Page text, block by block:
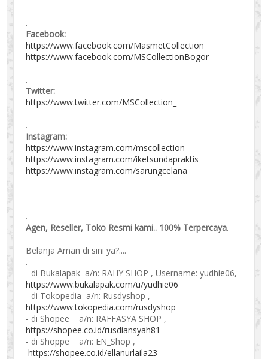
.
Facebook:
https://www.facebook.com/MasmetCollection
https://www.facebook.com/MSCollectionBogor
.
Twitter:
https://www.twitter.com/MSCollection_
.
Instagram:
https://www.instagram.com/mscollection_
https://www.instagram.com/iketsundapraktis
https://www.instagram.com/sarungcelana
.
Agen, Reseller, Toko Resmi kami.. 100% Terpercaya.
Belanja Aman di sini ya?....
.
- di Bukalapak a/n: RAHY SHOP , Username: yudhie06,
https://www.bukalapak.com/u/yudhie06
- di Tokopedia a/n: Rusdyshop ,
https://www.tokopedia.com/rusdyshop
- di Shopee a/n: RAFFASYA SHOP ,
https://shopee.co.id/rusdiansyah81
- di Shoppe a/n: EN_Shop ,
https://shopee.co.id/ellanurlaila23